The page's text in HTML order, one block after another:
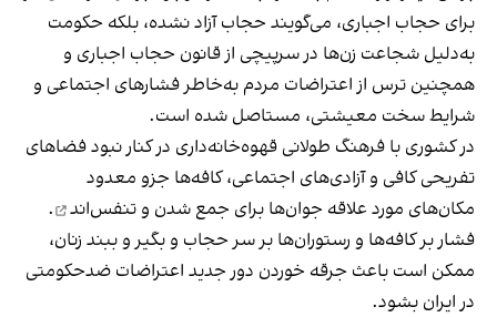
برای حجاب اجباری، می‌گویند حجاب آزاد نشده، بلکه حکومت
به‌دلیل شجاعت زن‌ها در سرپیچی از قانون حجاب اجباری و
همچنین ترس از اعتراضات مردم به‌خاطر فشارهای اجتماعی و
شرایط سخت معیشتی، مستاصل شده است.
در کشوری با فرهنگ طولانی قهوه‌‌خانه‌داری در کنار نبود فضاهای
تفریحی کافی و آزادی‌های اجتماعی، کافه‌ها جزو معدود
مکان‌های مورد علاقه جوان‌ها برای جمع شدن و تنفس‌اند
.
فشار بر کافه‌ها و رستوران‌ها بر سر حجاب و بگیر و ببند زنان،
ممکن است باعث جرقه خوردن دور جدید اعتراضات ضدحکومتی
در ایران بشود.